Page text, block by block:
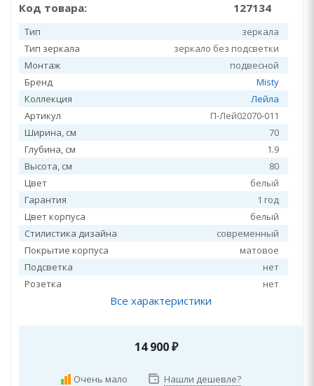
Код товара: 127134
Тип
зеркала
Тип зеркала
зеркало без подсветки
Монтаж
подвесной
Бренд
Misty
Коллекция
Лейла
Артикул
П-Лей02070-011
Ширина, см
70
Глубина, см
1.9
Высота, см
80
Цвет
белый
Гарантия
1 год
Цвет корпуса
белый
Стилистика дизайна
современный
Покрытие корпуса
матовое
Подсветка
нет
Розетка
нет
Все характеристики
14 900₽
Очень мало Нашли дешевле?